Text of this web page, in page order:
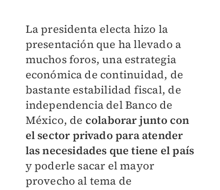
La presidenta electa hizo la
presentación que ha llevado a
muchos foros, una estrategia
económica de continuidad, de
bastante estabilidad fiscal, de
independencia del Banco de
México, de colaborar junto con
el sector privado para atender
las necesidades que tiene el país
y poderle sacar el mayor
provecho al tema de